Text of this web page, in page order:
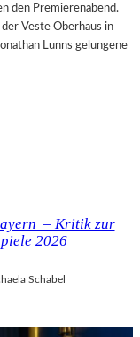
den Premierenabend.
Veste Oberhaus in
Lunns gelungene
– Kritik zur
2026
Schabel